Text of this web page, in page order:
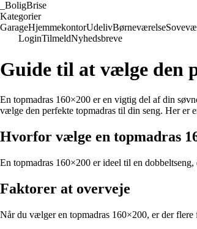
BoligBrise
Kategorier
GarageHjemmekontorUdelivBørneværelse
LoginTilmeldNyhedsbreve
Guide til at vælge den
En topmadras 160×200 er en vigtig del af din
vælge den perfekte topmadras til din seng. Her
Hvorfor vælge en topmadras
En topmadras 160×200 er ideel til en
Faktorer at overveje
Når du vælger en topmadras 160×200, er der flere